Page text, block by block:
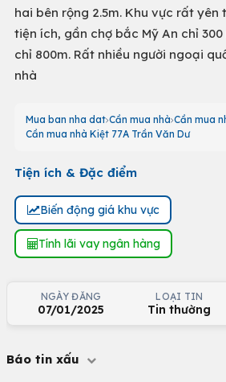
hai bên rộng 2.5m. Khu vực rất
tiện ích, gần chợ bắc Mỹ An chỉ
chỉ 800m. Rất nhiều người ngoại
nhà
Mua ban nha dat Cần mua nhà Cần mua
Cần mua nhà Kiệt 77A Trần Văn Dư
Tiện ích & Đặc điểm
Biến động giá khu vực
Tính lãi vay ngân hàng
NGÀY ĐĂNG
07/01/2025
LOẠI TIN
Tin thường
Báo tin xấu